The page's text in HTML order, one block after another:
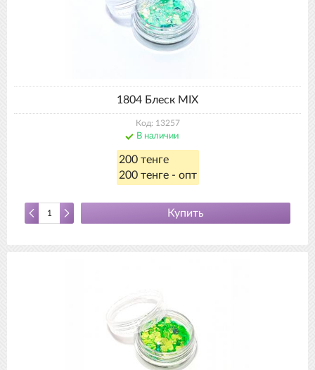
1804 Блеск MIX
Код: 13257
В наличии
200 тенге
200 тенге - опт
Купить